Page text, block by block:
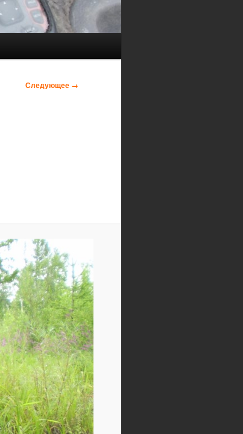
Следующее →